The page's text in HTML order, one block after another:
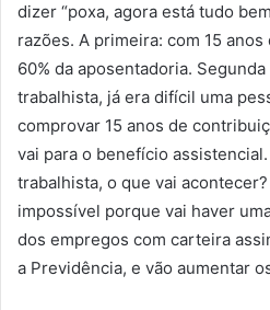
dizer “poxa, agora está tudo
razões. A primeira: com 15
60% da aposentadoria.
trabalhista, já era difícil uma
comprovar 15 anos de
vai para o benefício
trabalhista, o que vai
impossível porque vai haver
dos empregos com carteira
a Previdência, e vão aumentar